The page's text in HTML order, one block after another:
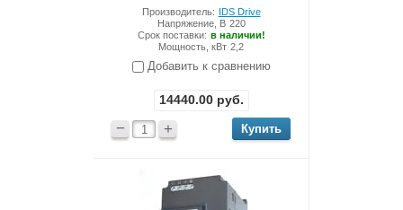
Производитель: IDS Drive
Напряжение, В 220
Срок поставки: в наличии!
Мощность, кВт 2,2
Добавить к сравнению
14440.00руб.
− +